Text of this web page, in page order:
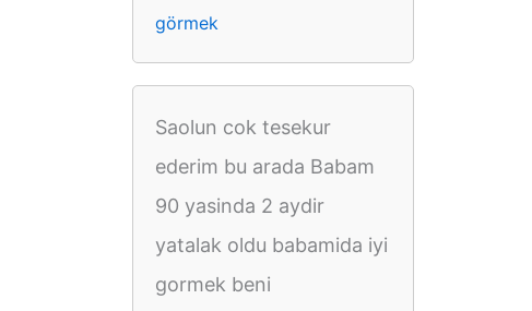
görmek
Saolun cok tesekur
ederim bu arada Babam
90 yasinda 2 aydir
yatalak oldu babamida iyi
gormek beni